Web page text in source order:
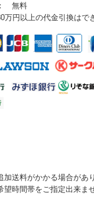
無料
万円以上の代金引換はで
送料がかかる場合があ
望時間帯をご指定出来ま